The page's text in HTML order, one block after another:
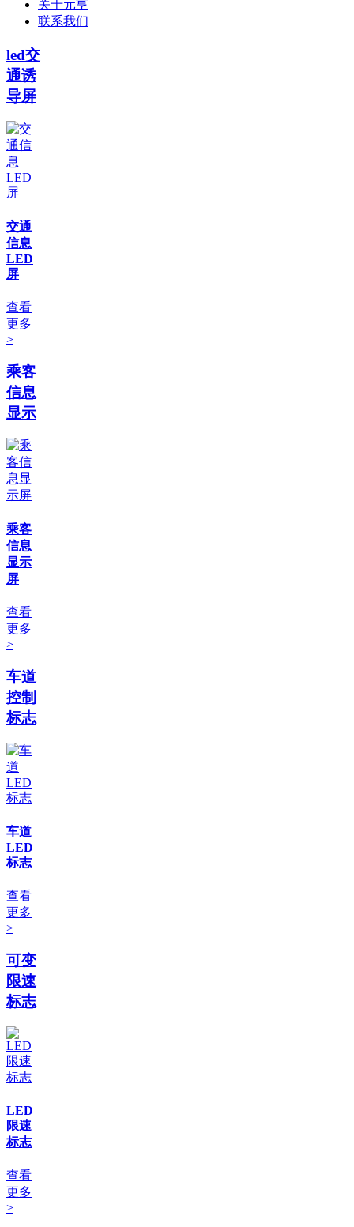
关于元亨
联系我们
led交
通诱
导屏
交通
信息
LED
屏
查看
更多
>
乘客
信息
显示
乘客
信息
显示
屏
查看
更多
>
车道
控制
标志
车道
LED
标志
查看
更多
>
可变
限速
标志
LED
限速
标志
查看
更多
>